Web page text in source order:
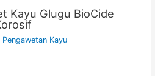
Kayu Glugu BioCide
Pengawetan Kayu